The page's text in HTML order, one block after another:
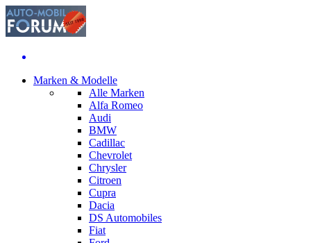
Marken & Modelle
Alle Marken
Alfa Romeo
Audi
BMW
Cadillac
Chevrolet
Chrysler
Citroen
Cupra
Dacia
DS Automobiles
Fiat